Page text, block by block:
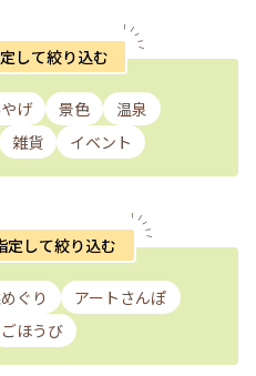
して絞り込む
げ 景色
温泉
雑貨 イベント
定して絞り込む
ぐり
アートさんぽ
ごほうび